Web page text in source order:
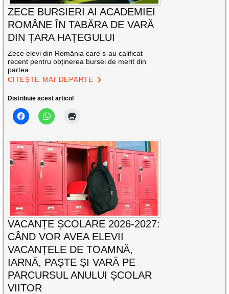
ZECE BURSIERI AI ACADEMIEI
ROMÂNE ÎN TABĂRA DE VARĂ
DIN ȚARA HAȚEGULUI
Zece elevi din România care s-au calificat
recent pentru obținerea bursei de merit din
partea
CITEȘTE MAI DEPARTE
Distribuie acest articol
VACANȚE ȘCOLARE 2026-2027:
CÂND VOR AVEA ELEVII
VACANȚELE DE TOAMNĂ,
IARNĂ, PAȘTE ȘI VARĂ PE
PARCURSUL ANULUI ȘCOLAR
VIITOR